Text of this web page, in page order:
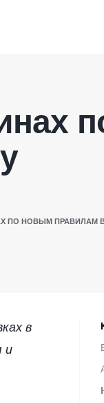
ПО НОВЫМ ПРАВИЛАМ В
в
и